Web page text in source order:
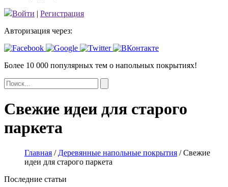
Войти | Регистрация
Авторизация через:
Более 10 000 популярных тем о напольных покрытиях!
Свежие идеи для старого
паркета
Главная / Деревянные напольные покрытия / Свежие
идеи для старого паркета
Последние статьи